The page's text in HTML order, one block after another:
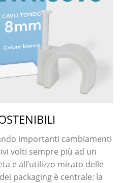
importanti cambiamenti
volti sempre più ad un
e all’utilizzo mirato delle
packaging è centrale: la